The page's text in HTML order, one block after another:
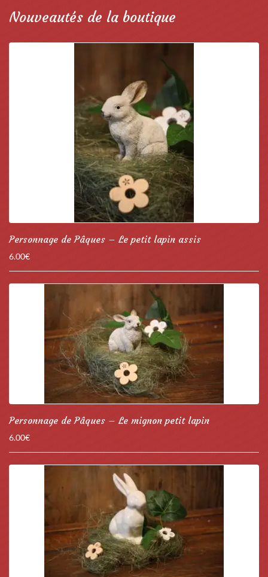
Nouveautés de la boutique
Personnage de Pâques – Le petit lapin assis
6.00€
Personnage de Pâques – Le mignon petit lapin
6.00€